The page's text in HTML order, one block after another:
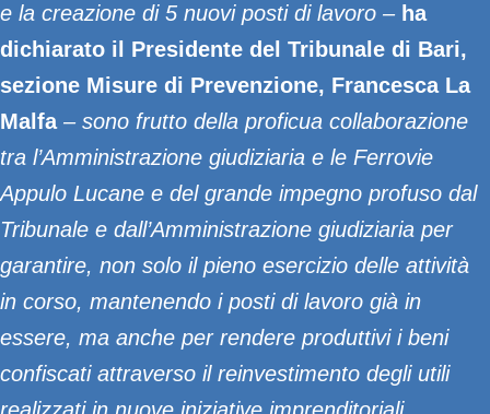
e la creazione di 5 nuovi posti di lavoro – ha
dichiarato il Presidente del Tribunale di Bari,
sezione Misure di Prevenzione, Francesca La
Malfa– sono frutto della proficua collaborazione
tra l’Amministrazione giudiziaria e le Ferrovie
Appulo Lucane e del grande impegno profuso dal
Tribunale e dall’Amministrazione giudiziaria per
garantire, non solo il pieno esercizio delle attività
in corso, mantenendo i posti di lavoro già in
essere, ma anche per rendere produttivi i beni
confiscati attraverso il reinvestimento degli utili